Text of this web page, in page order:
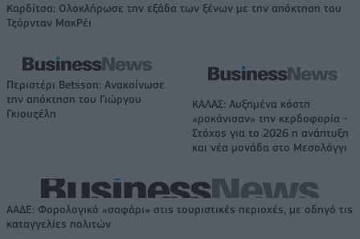
Καρδίτσα: Ολοκλήρωσε την εξάδα των ξένων με την απόκτηση του
Τζόρνταν ΜακΡέι
Περιστέρι Betsson: Ανακοίνωσε
την απόκτηση του Γιώργου
Γκιουζέλη
ΚΑΛΑΣ: Αυξημένα κόστη
«ροκάνισαν» την κερδοφορία -
Στόχος για το 2026 η ανάπτυξη
και νέα μονάδα στο Μεσολόγγι
ΑΑΔΕ: Φορολογικό «σαφάρι» στις τουριστικές περιοχές, με οδηγό τις
καταγγελίες πολιτών